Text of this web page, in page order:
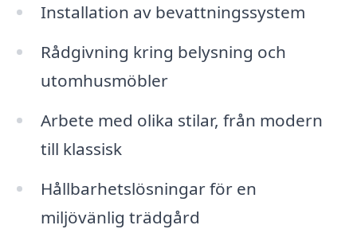
Installation av bevattningssystem
Rådgivning kring belysning och
utomhusmöbler
Arbete med olika stilar, från modern
till klassisk
Hållbarhetslösningar för en
miljövänlig trädgård